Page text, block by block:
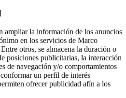
ampliar la información de los anuncios
en los servicios de Marco
otros, se almacena la duración o
posiciones publicitarias, la interacción
de navegación y/o comportamientos
un perfil de interés
ofrecer publicidad afín a los